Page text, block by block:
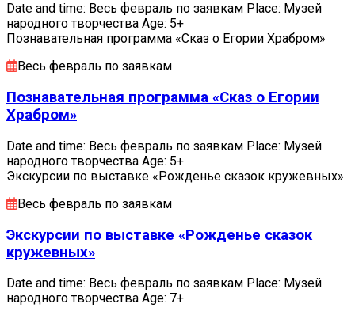
Date and time: Весь февраль по заявкам Place: Музей
народного творчества Age: 5+
Познавательная программа «Сказ о Егории Храбром»
Весь февраль по заявкам
Познавательная программа «Сказ о Егории
Храбром»
Date and time: Весь февраль по заявкам Place: Музей
народного творчества Age: 5+
Экскурсии по выставке «Рожденье сказок кружевных»
Весь февраль по заявкам
Экскурсии по выставке «Рожденье сказок
кружевных»
Date and time: Весь февраль по заявкам Place: Музей
народного творчества Age: 7+